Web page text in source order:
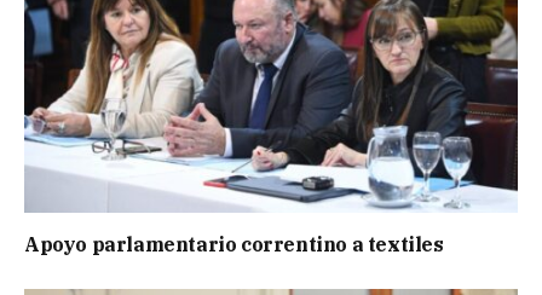
Apoyo parlamentario correntino a textiles